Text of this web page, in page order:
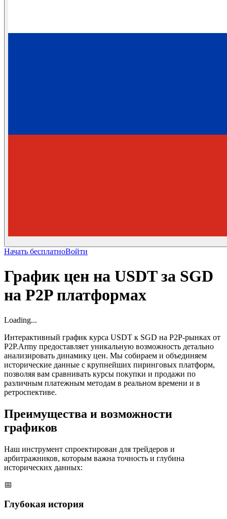
Начать бесплатноВойти
График цен на USDT за SGD
на P2P платформах
Loading...
Интерактивный график курса USDT к SGD на P2P-рынках от
P2P.Army предоставляет уникальную возможность детально
анализировать динамику цен. Мы собираем и объединяем
исторические данные с крупнейших пиринговых платформ,
позволяя вам сравнивать курсы покупки и продажи по
различным платежным методам в реальном времени и в
ретроспективе.
Преимущества и возможности
графиков
Наш инструмент спроектирован для трейдеров и
арбитражников, которым важна точность и глубина
исторических данных:
📅
Глубокая история